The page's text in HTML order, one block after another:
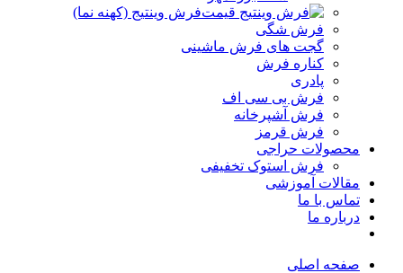
فرش وینتیج (کهنه نما)
فرش شگی
گجت های فرش ماشینی
کناره فرش
پادری
فرش بی سی اف
فرش آشپرخانه
فرش قرمز
محصولات حراجی
فرش استوک تخفیفی
مقالات آموزشی
تماس با ما
درباره ما
صفحه اصلی